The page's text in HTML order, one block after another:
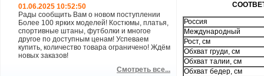
01.06.2025 10:52:50
Рады сообщить Вам о новом поступлении
Более 100 ярких моделей! Костюмы, платья,
спортивные штаны, футболки и многое
другое по доступным ценам! Успеваем
купить, количество товара ограничено! Ждём
новых заказов!
Смотреть все...
Россия
Международный
Рост, см
Обхват груди, см
Обхват талии, см
Обхват бедер, см